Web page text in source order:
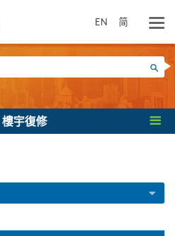
EN 简
搜尋
樓宇復修